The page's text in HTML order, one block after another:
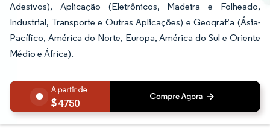
Adesivos), Aplicação (Eletrônicos, Madeira e Folheado,
Industrial, Transporte e Outras Aplicações) e Geografia (Ásia-
Pacífico, América do Norte, Europa, América do Sul e Oriente
Médio e África).
4750